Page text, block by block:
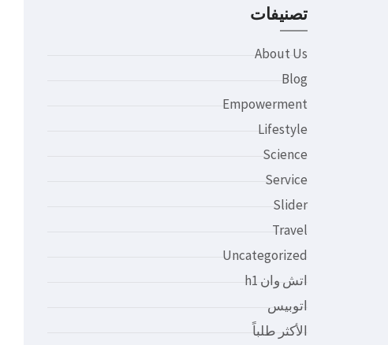
تصنيفات
About Us
Blog
Empowerment
Lifestyle
Science
Service
Slider
Travel
Uncategorized
اتش وان h1
اتوبيس
الأكثر طلباً